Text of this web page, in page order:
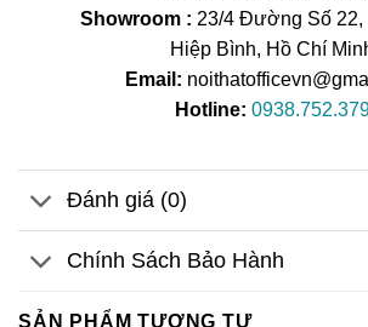
Showroom : 23/4 Đường Số 22,
Hiệp Bình, Hồ Chí
Email:
Hotline:
Đánh giá (0)
Chính Sách Bảo Hành
SẢN PHẨM TƯƠNG TỰ